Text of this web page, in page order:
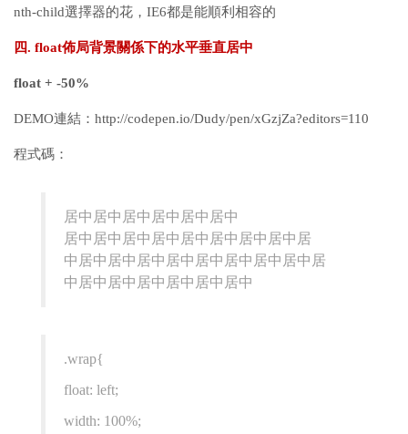
nth-child選擇器的花，IE6都是能順利相容的
四. float佈局背景關係下的水平垂直居中
float + -50%
DEMO連結：http://codepen.io/Dudy/pen/xGzjZa?editors=110
程式碼：
居中居中居中居中居中居中
居中居中居中居中居中居中居中居中居
中居中居中居中居中居中居中居中居中居
中居中居中居中居中居中居中
.wrap{
float: left;
width: 100%;